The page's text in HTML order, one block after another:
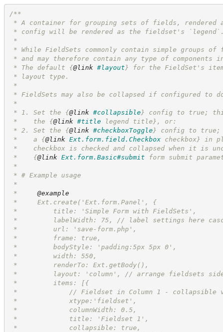
/**
* A container for grouping sets of fields, rendered
* config will be rendered as the fieldset's
*
* While FieldSets commonly contain simple groups
* and may therefore contain any type of components
* The default {@link #layout } for the FieldSet's
* layout type.
*
* FieldSets may also be collapsed if configured to
*
* 1. Set the {@link #collapsible} config to true;
*    the {@link #title legend title} , or:
* 2. Set the {@link #checkboxToggle} config to
*    a {@link Ext.form.field.Checkbox checkbox} in
*    checkbox is checked and collapsed when it is
* {@link Ext.form.Basic#submit form submit
*
* # Example usage
*
* @example
*     Ext.create('Ext.form.Panel', {
*         title: 'Simple Form with FieldSets',
*         labelWidth: 75, // label settings here
*         url: 'save-form.php',
*         frame: true,
*         bodyStyle: 'padding:5px 5px 0',
*         width: 550,
*         renderTo: Ext.getBody(),
*         layout: 'column', // arrange fieldsets
*         items: [{
*             // Fieldset in Column 1 - collapsible
*             xtype:'fieldset',
*             columnWidth: 0.5,
*             title: 'Fieldset 1',
*             collapsible: true,